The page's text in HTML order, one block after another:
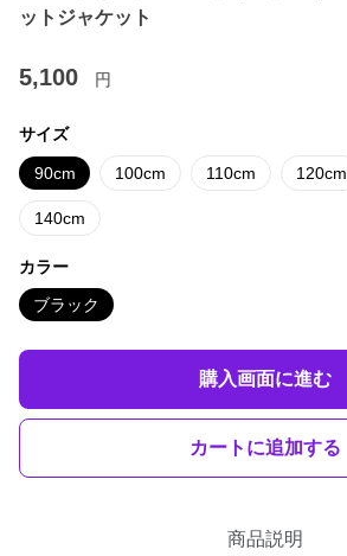
ットジャケット
5,100 円
サイズ
90cm 100cm 110cm 120cm
140cm
カラー
ブラック
購入画面に進む
カートに追加する
商品説明